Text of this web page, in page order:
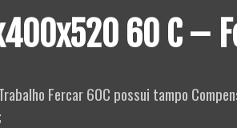
60 C –
Fercar 60C possui tampo